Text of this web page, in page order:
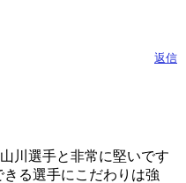
返信
川選手と非常に堅いです
る選手にこだわりは強